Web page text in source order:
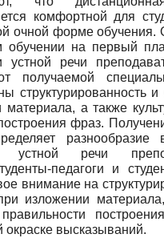
комфортной для
очной форме обучения.
обучении на первый
устной речи
получаемой
структурированность и
материала, а также
фраз.
разнообразие
устной речи
педагоги и
внимание на
изложении
окраске высказываний.